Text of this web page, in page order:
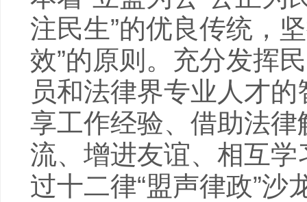
注民生”的优良传统，
效”的原则。充分发挥
员和法律界专业人才
享工作经验、借助法
流、增进友谊、相互
过十二律“盟声律政”